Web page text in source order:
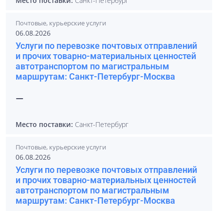
Почтовые, курьерские услуги
06.08.2026
Услуги по перевозке почтовых отправлений
и прочих товарно-материальных ценностей
автотранспортом по магистральным
маршрутам: Санкт-Петербург-Москва
—
Место поставки: Санкт-Петербург
Почтовые, курьерские услуги
06.08.2026
Услуги по перевозке почтовых отправлений
и прочих товарно-материальных ценностей
автотранспортом по магистральным
маршрутам: Санкт-Петербург-Москва